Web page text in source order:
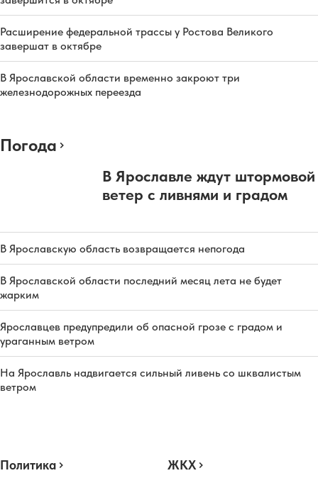
Расширение федеральной трассы у Ростова Великого
завершат в октябре
В Ярославской области временно закроют три
железнодорожных переезда
Погода
В Ярославле ждут штормовой
ветер с ливнями и градом
В Ярославскую область возвращается непогода
В Ярославской области последний месяц лета не будет
жарким
Ярославцев предупредили об опасной грозе с градом и
ураганным ветром
На Ярославль надвигается сильный ливень со шквалистым
ветром
Политика ЖКХ